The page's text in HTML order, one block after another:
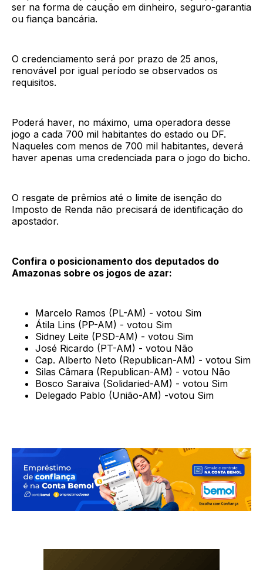
ser na forma de caução em dinheiro, seguro-garantia
ou fiança bancária.
O credenciamento será por prazo de 25 anos,
renovável por igual período se observados os
requisitos.
Poderá haver, no máximo, uma operadora desse
jogo a cada 700 mil habitantes do estado ou DF.
Naqueles com menos de 700 mil habitantes, deverá
haver apenas uma credenciada para o jogo do bicho.
O resgate de prêmios até o limite de isenção do
Imposto de Renda não precisará de identificação do
apostador.
Confira o posicionamento dos deputados do
Amazonas sobre os jogos de azar:
Marcelo Ramos (PL-AM) - votou Sim
Átila Lins (PP-AM) - votou Sim
Sidney Leite (PSD-AM) - votou Sim
José Ricardo (PT-AM) - votou Não
Cap. Alberto Neto (Republican-AM) - votou Sim
Silas Câmara (Republican-AM) - votou Não
Bosco Saraiva (Solidaried-AM) - votou Sim
Delegado Pablo (União-AM) -votou Sim